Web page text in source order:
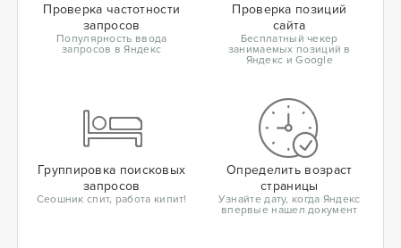
Проверка частотности
запросов
Популярность ввода
запросов в Яндекс
Проверка позиций
сайта
Бесплатный чекер
занимаемых позиций в
Яндекс и Google
Группировка поисковых
запросов
Сеошник спит, работа кипит!
Определить возраст
страницы
Узнайте дату, когда Яндекс
впервые нашел документ